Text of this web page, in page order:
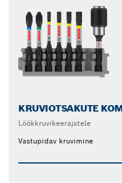
KRUVIOTSAKUTE
Löökkruvikeerajatele
Vastupidav kruvimine